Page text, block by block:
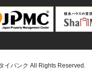
イバンク All Rights Reserved.